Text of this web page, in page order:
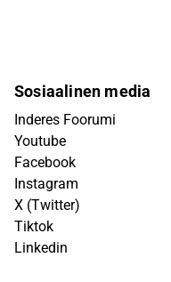
Sosiaalinen media
Inderes Foorumi
Youtube
Facebook
Instagram
X (Twitter)
Tiktok
Linkedin